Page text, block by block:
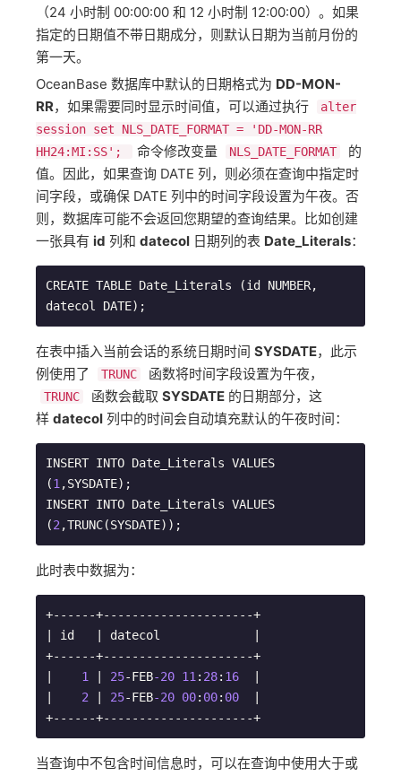
（24 小时制 00:00:00 和 12 小时制 12:00:00）。如果
指定的日期值不带日期成分，则默认日期为当前月份的
第一天。
OceanBase 数据库中默认的日期格式为 DD-MON-
RR，如果需要同时显示时间值，可以通过执行 ​
alter
session set NLS_DATE_FORMAT = 'DD-MON-RR
HH24:MI:SS';
​命令修改变量 ​ NLS_DATE_FORMAT
​ 的
值。因此，如果查询 DATE 列，则必须在查询中指定时
间字段，或确保 DATE 列中的时间字段设置为午夜。否
则，数据库可能不会返回您期望的查询结果。比如创建
一张具有 id 列和 datecol 日期列的表 Date_Literals：
CREATE TABLE Date_Literals (id NUMBER,
datecol DATE);
在表中插入当前会话的系统日期时间 SYSDATE，此示
例使用了 ​
TRUNC ​ 函数将时间字段设置为午夜，​
TRUNC ​ 函数会截取 SYSDATE 的日期部分，这
样 datecol 列中的时间会自动填充默认的午夜时间：
INSERT INTO Date_Literals VALUES
(1 ,SYSDATE);
INSERT INTO Date_Literals VALUES
(2 ,TRUNC(SYSDATE));
此时表中数据为：
+------+---------------------+
| id   | datecol             |
+------+---------------------+
1 25-FEB-20 11 : 28: 16
2 25-FEB-20 00: 00: 00
+------+---------------------+
当查询中不包含时间信息时，可以在查询中使用大于或